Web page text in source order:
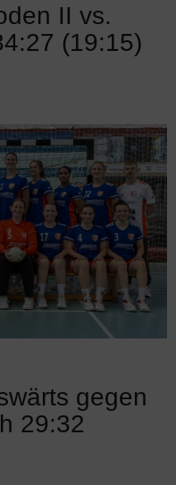
II vs.
(19:15)
gegen
29:32